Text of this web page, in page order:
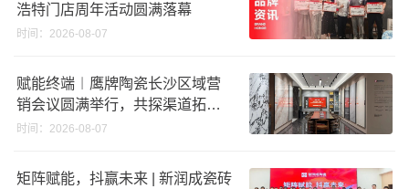
浩特门店周年活动圆满落幕
时间：2026-08-07
赋能终端︱鹰牌陶瓷长沙区域营
销会议圆满举行，共探渠道拓展
与门店升级新路径
时间：2026-08-07
矩阵赋能，抖赢未来 | 新润成瓷砖